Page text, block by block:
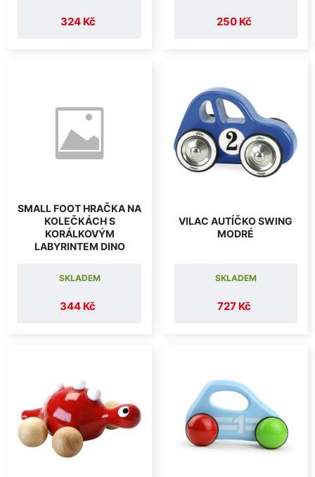
324 Kč 250 Kč
SMALL FOOT HRAČKA NA
KOLEČKÁCH S
KORÁLKOVÝM
LABYRINTEM DINO
344 Kč
SKLADEM
VILAC AUTÍČKO SWING
MODRÉ
727 Kč
SKLADEM